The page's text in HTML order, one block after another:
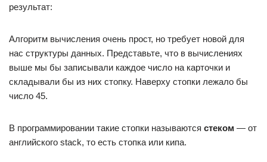
результат:
Алгоритм вычисления очень прост, но требует новой для
нас структуры данных. Представьте, что в вычислениях
выше мы бы записывали каждое число на карточки и
складывали бы из них стопку. Наверху стопки лежало бы
число 45.
В программировании такие стопки называются стеком — от
английского stack, то есть стопка или кипа.